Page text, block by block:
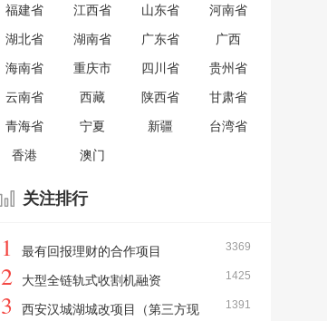
福建省
江西省 山东省
河南省
湖北省
湖南省 广东省
广西
海南省
重庆市 四川省
贵州省
云南省
西藏 陕西省
甘肃省
青海省
宁夏 新疆
台湾省
香港
澳门
关注排行
3369
1 最有回报理财的合作项目
1425
2 大型全链轨式收割机融资
1391
3
西安汉城湖城改项目（第三方现